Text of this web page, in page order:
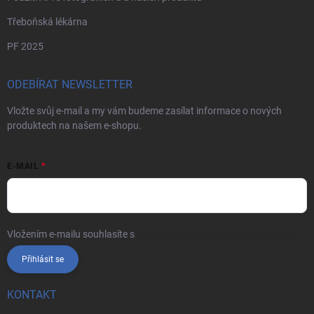
Třeboňská lékárna
PF 2025
ODEBÍRAT NEWSLETTER
Vložte svůj e-mail a my vám budeme zasílat informace o nových
produktech na našem e-shopu.
E-MAIL
Vložením e-mailu souhlasíte s
Přihlásit se
KONTAKT